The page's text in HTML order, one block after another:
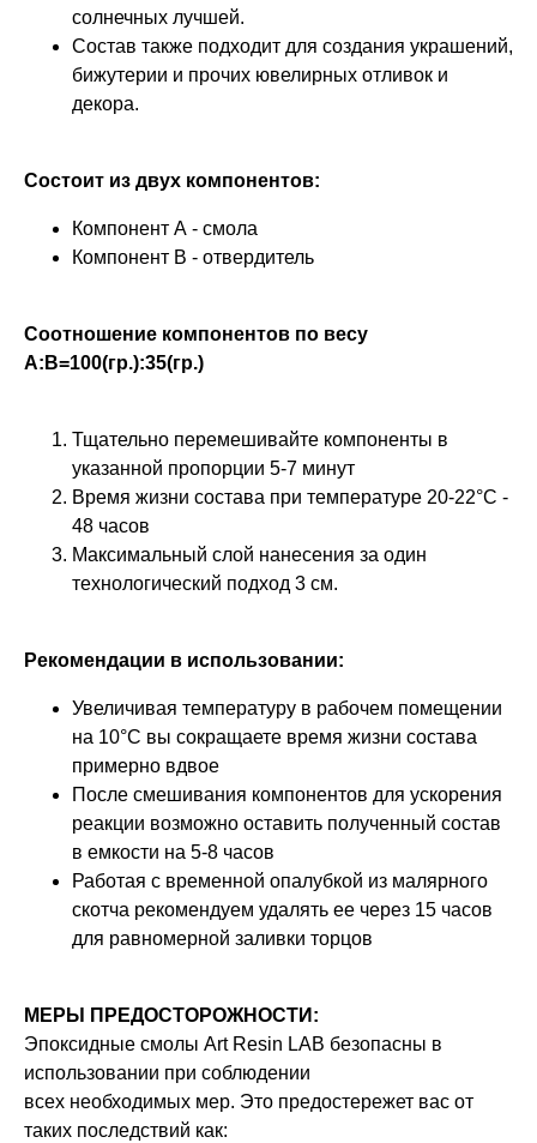
солнечных лучшей.
Состав также подходит для создания украшений,
бижутерии и прочих ювелирных отливок и
декора.
Состоит из двух компонентов:
Компонент А - смола
Компонент В - отвердитель
Соотношение компонентов по весу
А:В=100(гр.):35(гр.)
Тщательно перемешивайте компоненты в
указанной пропорции 5-7 минут
Время жизни состава при температуре 20-22°С -
48 часов
Максимальный слой нанесения за один
технологический подход 3 см.
Рекомендации в использовании:
Увеличивая температуру в рабочем помещении
на 10°С вы сокращаете время жизни состава
примерно вдвое
После смешивания компонентов для ускорения
реакции возможно оставить полученный состав
в емкости на 5-8 часов
Работая с временной опалубкой из малярного
скотча рекомендуем удалять ее через 15 часов
для равномерной заливки торцов
МЕРЫ ПРЕДОСТОРОЖНОСТИ:
Эпоксидные смолы Art Resin LAB безопасны в
использовании при соблюдении
всех необходимых мер. Это предостережет вас от
таких последствий как: